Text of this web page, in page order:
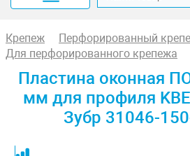
Крепеж
Перфорированный
Для перфорированного крепежа
Пластина оконная
мм для профиля
Зубр 31046-